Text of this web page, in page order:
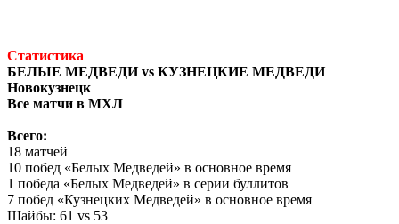
Статистика
БЕЛЫЕ МЕДВЕДИ vs КУЗНЕЦКИЕ МЕДВЕДИ
Новокузнецк
Все матчи в МХЛ
Всего:
18 матчей
10 побед «Белых Медведей» в основное время
1 победа «Белых Медведей» в серии буллитов
7 побед «Кузнецких Медведей» в основное время
Шайбы: 61 vs 53